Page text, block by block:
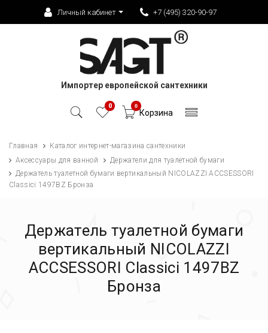
Личный кабинет +7 (495) 320-90-97
Импортер европейской сантехники
0 0
Корзина
Главная
Каталог интернет-магазина сантехники
Аксессуары для ванной
Держатели для туалетной бумаги
Держатель туалетной бумаги вертикальный NICOLAZZI ACCSESSORI
Classici 1497BZ Бронза
Держатель туалетной бумаги
вертикальный NICOLAZZI
ACCSESSORI Classici 1497BZ
Бронза